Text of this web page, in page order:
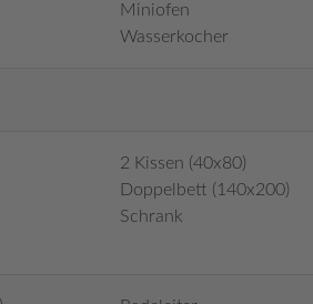
Miniofen
Wasserkocher
2 Kissen (40x80)
Doppelbett (140x200)
Schrank